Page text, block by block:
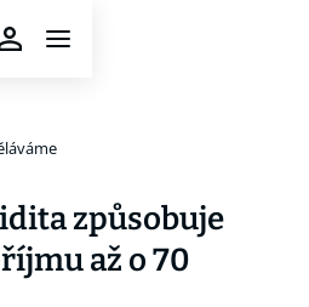
způsobuje
až o 70